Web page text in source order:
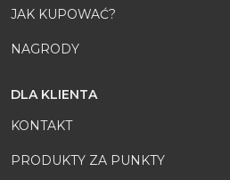
JAK KUPOWAĆ?
NAGRODY
DLA KLIENTA
KONTAKT
PRODUKTY ZA PUNKTY